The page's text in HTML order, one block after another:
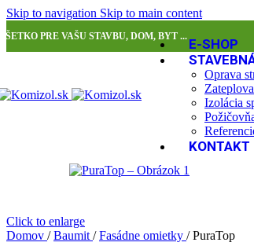
Skip to navigation Skip to main content
PRE VAŠU STAVBU, DOM, BYT ... E-SHOP
Oprava
Izolácia
KONTAKT
Click to enlarge
Domov / Baumit / Fasádne omietky / PuraTop